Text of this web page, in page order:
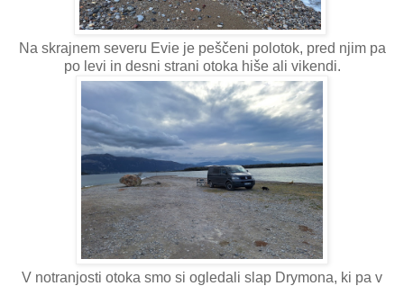
Na skrajnem severu Evie je peščeni polotok, pred njim pa
po levi in desni strani otoka hiše ali vikendi.
V notranjosti otoka smo si ogledali slap Drymona, ki pa v